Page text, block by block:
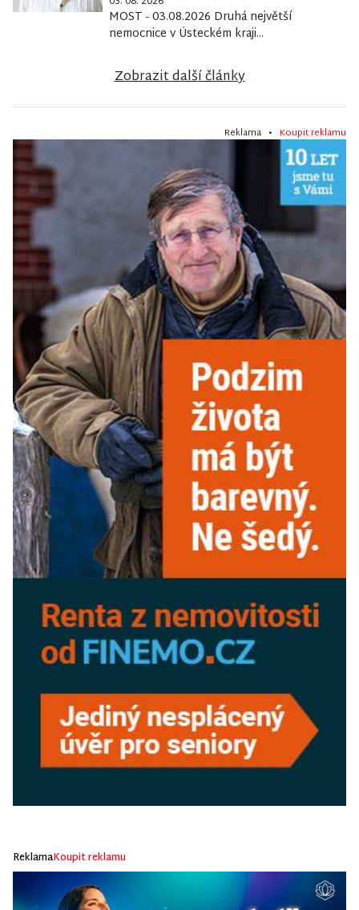
MOST - 03.08.2026 Druhá největší
nemocnice v Ústeckém kraji...
Zobrazit další články
Reklama • Koupit reklamu
ReklamaKoupit reklamu